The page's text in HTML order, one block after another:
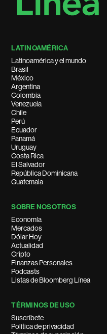
LATINOAMÉRICA
Latinoamérica y el mundo
Brasil
México
Argentina
Colombia
Venezuela
Chile
Perú
Ecuador
Panamá
Uruguay
Costa Rica
El Salvador
República Dominicana
Guatemala
SOBRE NOSOTROS
Economía
Mercados
Dólar Hoy
Actualidad
Cripto
Finanzas Personales
Podcasts
Listas de Bloomberg Línea
TÉRMINOS DE USO
Suscríbete
Política de privacidad